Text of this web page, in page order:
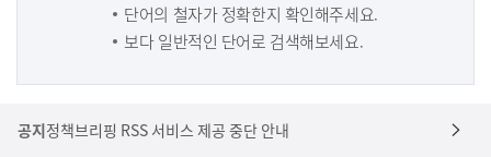
단어의 철자가 정확한지 확인해주세요.
보다 일반적인 단어로 검색해보세요.
공지정책브리핑 RSS 서비스 제공 중단 안내